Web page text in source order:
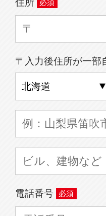
〒入力後住所が一部
電話番号